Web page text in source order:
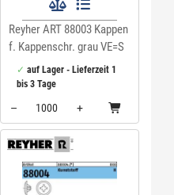
Reyher ART 88003 Kappen
f. Kappenschr. grau VE=S
auf Lager - Lieferzeit 1
bis 3 Tage
–
+
Menge: 1000